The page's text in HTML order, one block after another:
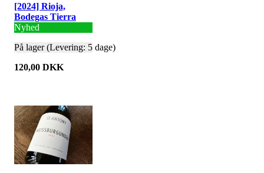
[2024] Rioja,
Bodegas Tierra
Nyhed
På lager (Levering: 5 dage)
120,00 DKK